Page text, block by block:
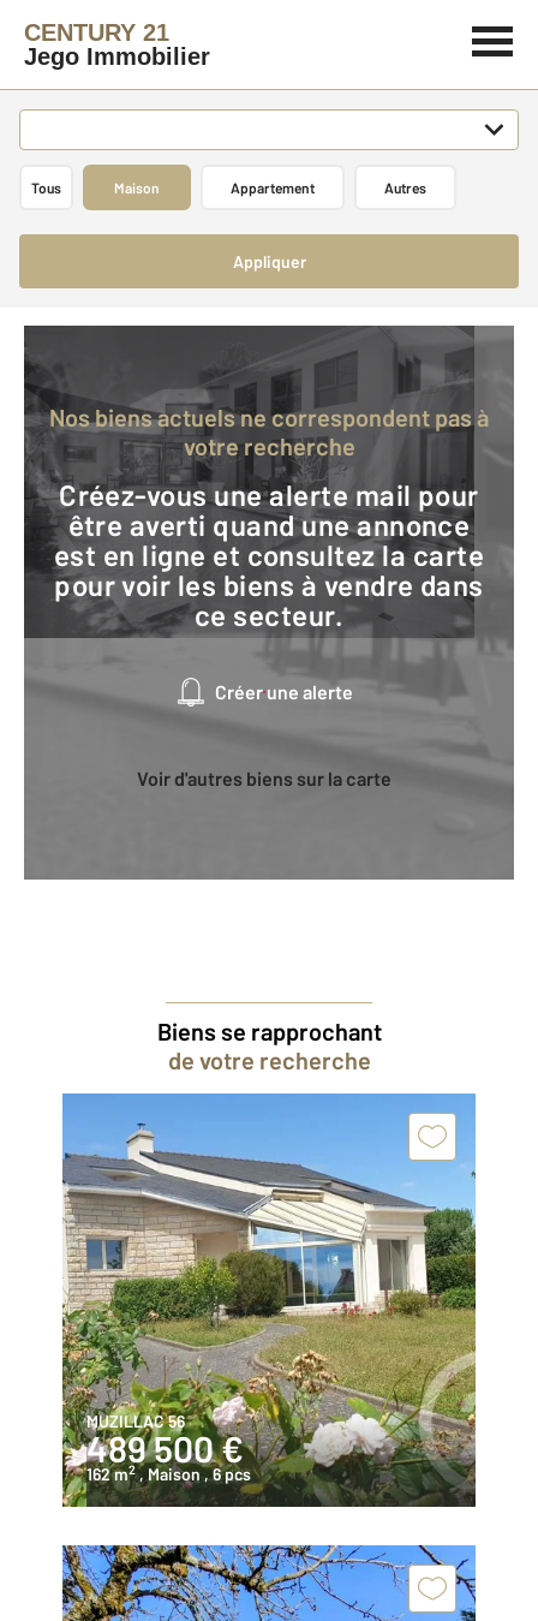
CENTURY 21
Jego Immobilier
Tous Maison Appartement Autres
Appliquer
Nos biens actuels ne correspondent pas à
votre recherche
Créez-vous une alerte mail pour
être averti quand une annonce
est en ligne et consultez la carte
pour voir les biens à vendre dans
ce secteur.
Créer une alerte
Voir d'autres biens sur la carte
Biens se rapprochant
de votre recherche
MUZILLAC 56
489 500 €
162 m2 , Maison , 6 pcs